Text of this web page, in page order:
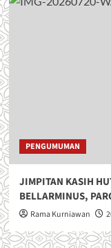
PENGUMUMAN
JIMPITAN KASIH
BELLARMINUS,
Rama Kurniawan